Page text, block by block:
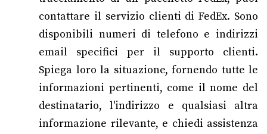
contattare il servizio clienti di FedEx. Sono
disponibili numeri di telefono e indirizzi
email specifici per il supporto clienti.
Spiega loro la situazione, fornendo tutte le
informazioni pertinenti, come il nome del
destinatario, l'indirizzo e qualsiasi altra
informazione rilevante, e chiedi assistenza